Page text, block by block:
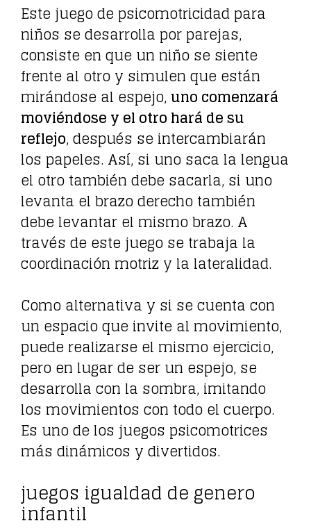
Este juego de psicomotricidad para
niños se desarrolla por parejas,
consiste en que un niño se siente
frente al otro y simulen que están
mirándose al espejo,uno comenzará
moviéndose y el otro hará de su
reflejo, después se intercambiarán
los papeles. Así, si uno saca la lengua
el otro también debe sacarla, si uno
levanta el brazo derecho también
debe levantar el mismo brazo. A
través de este juego se trabaja la
coordinación motriz y la lateralidad.
Como alternativa y si se cuenta con
un espacio que invite al movimiento,
puede realizarse el mismo ejercicio,
pero en lugar de ser un espejo, se
desarrolla con la sombra, imitando
los movimientos con todo el cuerpo.
Es uno de los juegos psicomotrices
más dinámicos y divertidos.
juegos igualdad de genero
infantil